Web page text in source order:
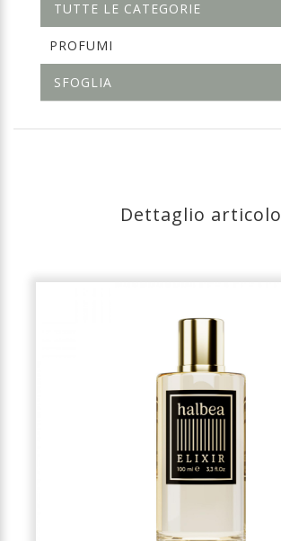
TUTTE LE CATEGORIE
PROFUMI
SFOGLIA
Dettaglio articolo